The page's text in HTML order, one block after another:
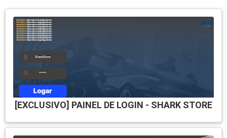
[EXCLUSIVO] PAINEL DE LOGIN - SHARK STORE